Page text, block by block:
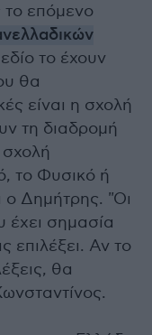
το επόμενο
το έχουν
θα
είναι η σχολή
τη διαδρομή
το Φυσικό ή
ο Δημήτρης. "Οι
έχει σημασία
επιλέξει. Αν το
θα